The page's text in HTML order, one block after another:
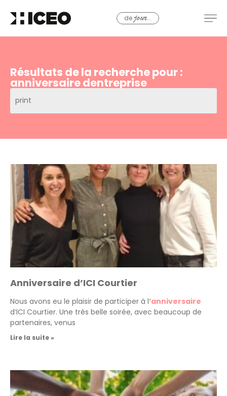
dejour...
Résultats de la recherche pour :
anniversaire dentreprise
Anniversaire d’ICI Courtier
Nous avons eu le plaisir de participer à l’anniversaire
d’ICI Courtier. Une très belle soirée, avec beaucoup de
partenaires, venus
Lire la suite »